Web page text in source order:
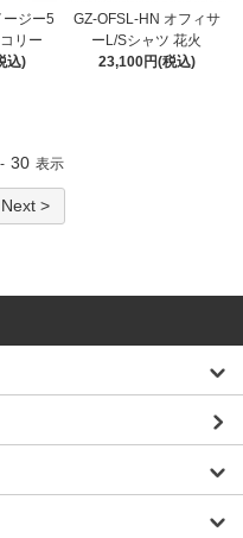
ジー5
リー
込)
GZ-OFSL-HN オフィサ
ーL/Sシャツ 花火
23,100円(税込)
- 30 表示
Next >